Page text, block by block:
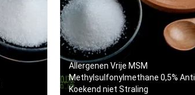
Allergenen Vrije MSM
Methylsulfonylmethane 0,5% Anti
Koekend niet Straling